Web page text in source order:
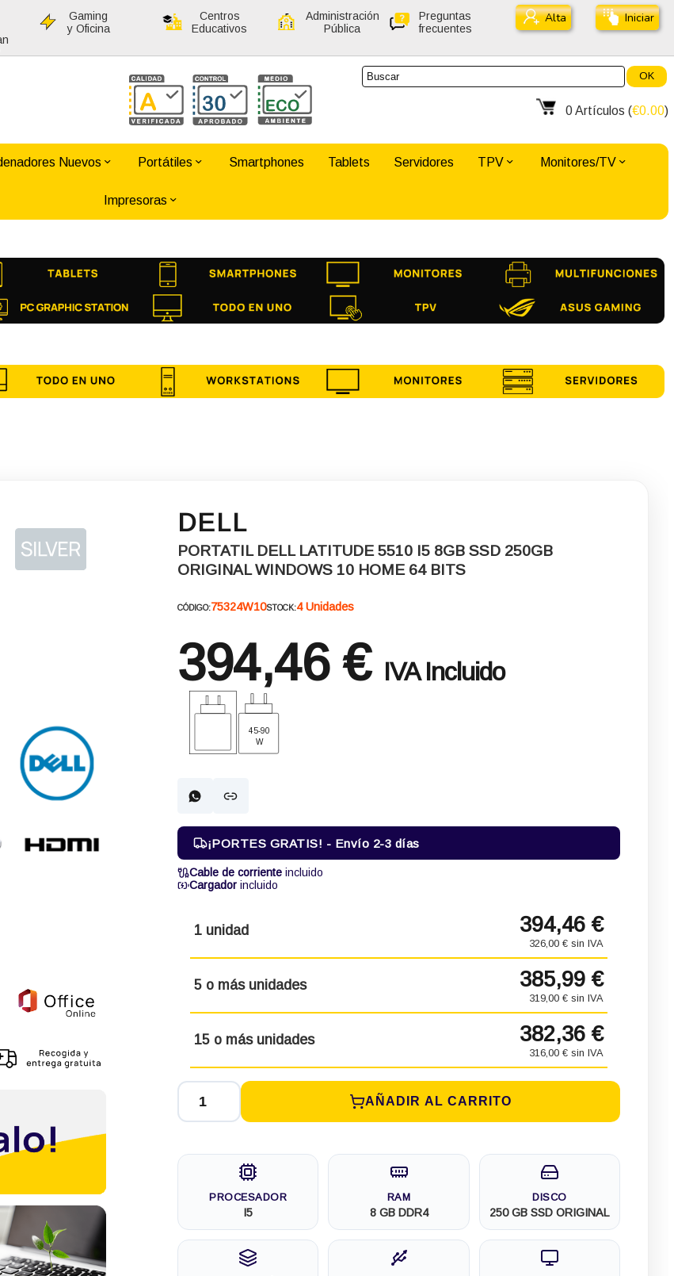
Gaming
y Oficina
Centros
Educativos
Administración
Pública
Preguntas
frecuentes
Iniciar
Alta
OK
0Artículos (€0.00)
Nuevos Portátiles Smartphones Tablets Servidores TPV Monitores/TV
Impresoras
DELL
PORTATIL DELL LATITUDE 5510 I5 8GB SSD 250GB
ORIGINAL WINDOWS 10 HOME 64 BITS
CÓDIGO:75324W10STOCK:4 Unidades
394,46 € IVA Incluido
45-90
W
¡PORTES GRATIS! - Envío 2-3 días
Cable de corrienteincluido
Cargadorincluido
1 unidad 394,46 €
326,00 € sin IVA
5 o más unidades 385,99 €
319,00 € sin IVA
15 o más unidades 382,36 €
316,00 € sin IVA
AÑADIR AL CARRITO
PROCESADOR
I5
RAM
8 GB DDR4
DISCO
250 GB SSD ORIGINAL